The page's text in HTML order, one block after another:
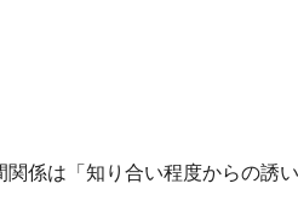
係は「知り合い程度からの誘